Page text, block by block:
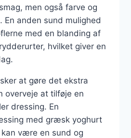
men også farve og
anden sund mulighed
med en blanding af
hvilket giver en
at gøre det ekstra
overveje at tilføje en
dressing. En
med græsk yoghurt
være en sund og